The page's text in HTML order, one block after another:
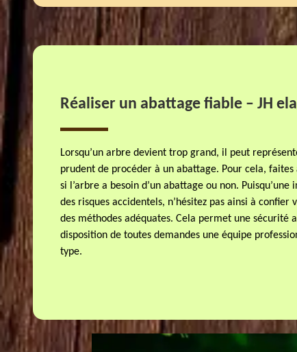
Réaliser un abattage fiable – JH
Lorsqu’un arbre devient trop grand, il peut
prudent de procéder à un abattage. Pour cela,
si l’arbre a besoin d’un abattage ou non.
des risques accidentels, n’hésitez pas ainsi à
des méthodes adéquates. Cela permet une sécurité
disposition de toutes demandes une équipe
type.